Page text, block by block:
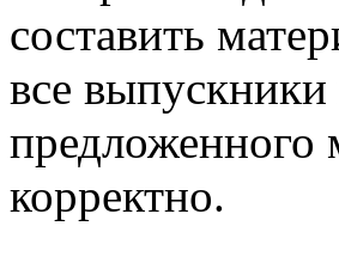
составить
все
предложенного
корректно.